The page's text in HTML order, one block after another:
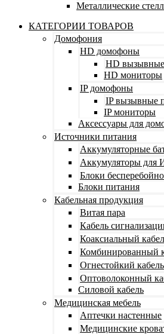
Металлические
КАТЕГОРИИ ТОВАРОВ
Домофония
HD домофоны
HD
HD мониторы
IP домофоны
IP вызывные
IP мониторы
Аксессуары для
Источники питания
Аккумуляторные
Аккумуляторы для
Блоки
Блоки питания
Кабельная продукция
Витая пара
Кабель
Коаксиальный
Комбинированный
Огнестойкий кабель
Оптоволоконный
Силовой кабель
Медицинская мебель
Аптечки настенные
Медицинские